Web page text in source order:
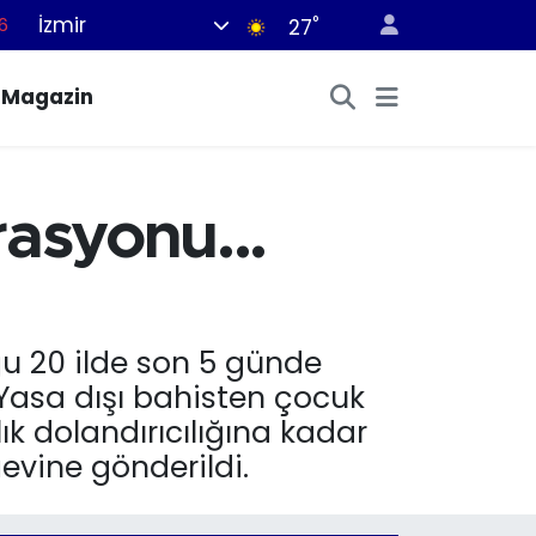
İzmir 27°
Magazin
20 ilde son 5 günde
dışı bahisten çocuk
kadar
gönderildi.